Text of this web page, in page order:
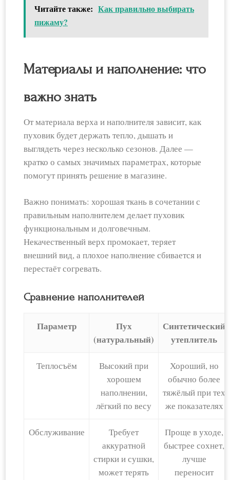
Читайте также: Как правильно выбирать
пижаму?
Материалы и наполнение: что
важно знать
От материала верха и наполнителя зависит, как
пуховик будет держать тепло, дышать и
выглядеть через несколько сезонов. Далее —
кратко о самых значимых параметрах, которые
помогут принять решение в магазине.
Важно понимать: хорошая ткань в сочетании с
правильным наполнителем делает пуховик
функциональным и долговечным.
Некачественный верх промокает, теряет
внешний вид, а плохое наполнение сбивается и
перестаёт согревать.
Сравнение наполнителей
Параметр
Пух
(натуральный)
Синтетический
утеплитель
Теплосъём
Высокий при
хорошем
наполнении,
лёгкий по весу
Хороший, но
обычно более
тяжёлый при тех
же показателях
Обслуживание
Требует
аккуратной
стирки и сушки,
может терять
Проще в уходе,
быстрее сохнет,
лучше
переносит